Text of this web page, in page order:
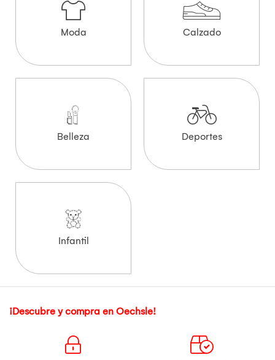
Moda Calzado
Belleza Deportes
Infantil
¡Descubre y compra en Oechsle!